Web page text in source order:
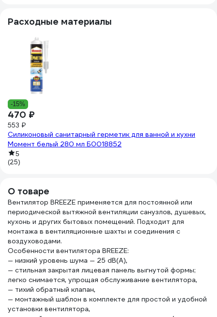
Расходные материалы
-15%
470 ₽
553 ₽
Силиконовый санитарный герметик для ванной и кухни
Момент белый 280 мл Б0018852
5
(25)
О товаре
Вентилятор BREEZE применяется для постоянной или
периодической вытяжной вентиляции санузлов, душевых,
кухонь и других бытовых помещений. Подходит для
монтажа в вентиляционные шахты и соединения с
воздуховодами.
Особенности вентилятора BREEZE:
— низкий уровень шума — 25 dB(A),
— стильная закрытая лицевая панель выгнутой формы;
легко снимается, упрощая обслуживание вентилятора,
— тихий обратный клапан,
— монтажный шаблон в комплекте для простой и удобной
установки вентилятора,